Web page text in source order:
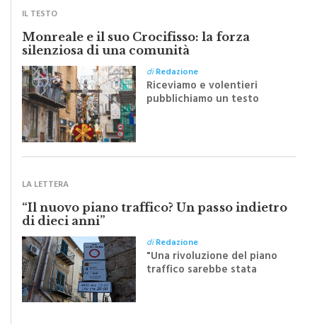
Monreale e il suo Crocifisso: la forza
silenziosa di una comunità
diRedazione
Riceviamo e volentieri
pubblichiamo un testo
inviato dalla scrittrice
monrealese Mariella
“Il nuovo piano traffico? Un passo indietro
di dieci anni”
"Una rivoluzione del piano
traffico sarebbe stata
efficace se preceduta da
una rivoluzione culturale"